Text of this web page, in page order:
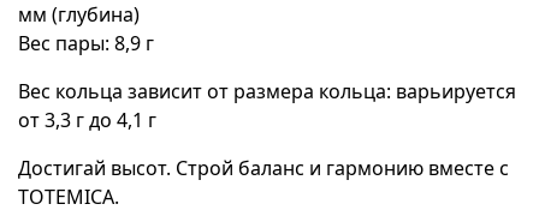
мм (глубина)
Вес пары: 8,9 г
Вес кольца зависит от размера кольца: варьируется
от 3,3 г до 4,1 г
Достигай высот. Строй баланс и гармонию вместе с
TOTEMICA.